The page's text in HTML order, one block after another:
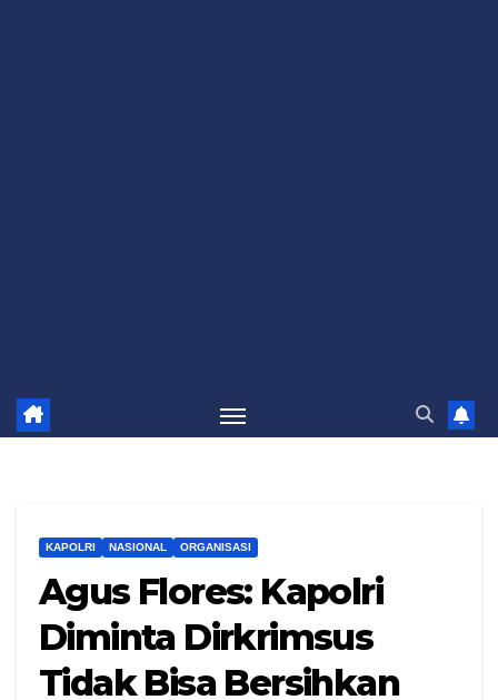
KAPOLRI NASIONAL ORGANISASI
Agus Flores: Kapolri
Diminta Dirkrimsus
Tidak Bisa Bersihkan